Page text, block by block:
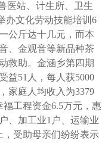
医站、计生所、卫生
办文化劳动技能培训 6
公斤达十几元，而本
、金观音等新品种茶
救助。金涵乡第四期
益51 人，每人获5000
家庭人均收入为3379
福工程资金6.5万元，惠
户、加工业1 户、运输业
，受助母亲们纷纷表示